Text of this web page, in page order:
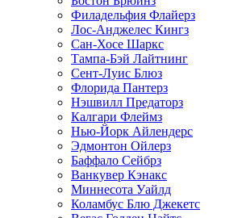
Филадельфия Флайерз
Лос-Анджелес Кингз
Сан-Хосе Шаркс
Тампа-Бэй Лайтнинг
Сент-Луис Блюз
Флорида Пантерз
Нэшвилл Предаторз
Калгари Флеймз
Нью-Йорк Айлендерс
Эдмонтон Ойлерз
Баффало Сейбрз
Ванкувер Кэнакс
Миннесота Уайлд
Коламбус Блю Джекетс